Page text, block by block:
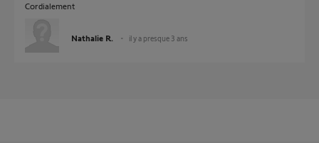
Cordialement
Nathalie R. il y a presque 3 ans